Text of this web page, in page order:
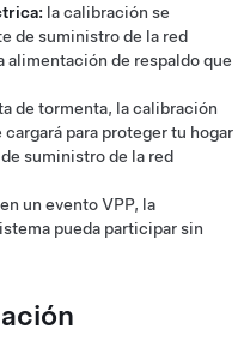
la calibración se
de suministro de la red
de respaldo que
de tormenta, la calibración
para proteger tu hogar
suministro de la red
un evento VPP, la
pueda participar sin